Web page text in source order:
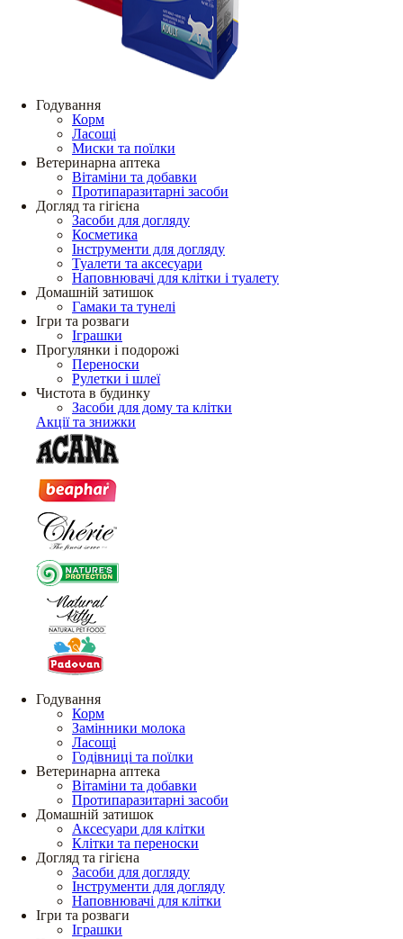
Годування
Корм
Ласощі
Миски та поїлки
Ветеринарна аптека
Вітаміни та добавки
Протипаразитарні засоби
Догляд та гігієна
Засоби для догляду
Косметика
Інструменти для догляду
Туалети та аксесуари
Наповнювачі для клітки і туалету
Домашній затишок
Гамаки та тунелі
Ігри та розваги
Іграшки
Прогулянки і подорожі
Переноски
Рулетки і шлеї
Чистота в будинку
Засоби для дому та клітки
Акції та знижки
Годування
Корм
Замінники молока
Ласощі
Годівниці та поїлки
Ветеринарна аптека
Вітаміни та добавки
Протипаразитарні засоби
Домашній затишок
Аксесуари для клітки
Клітки та переноски
Догляд та гігієна
Засоби для догляду
Інструменти для догляду
Наповнювачі для клітки
Ігри та розваги
Іграшки